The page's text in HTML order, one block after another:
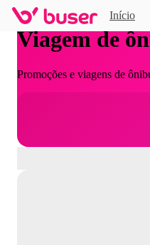
Início
Viagem de
Promoções e viagens de